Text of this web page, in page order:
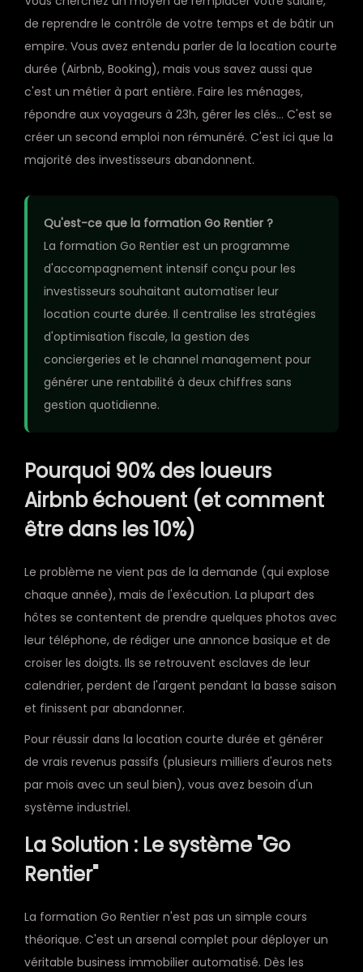
de reprendre le contrôle de votre temps et de bâtir un
empire. Vous avez entendu parler de la location courte
durée (Airbnb, Booking), mais vous savez aussi que
c'est un métier à part entière. Faire les ménages,
répondre aux voyageurs à 23h, gérer les clés... C'est se
créer un second emploi non rémunéré. C'est ici que la
majorité des investisseurs abandonnent.
Qu'est-ce que la formation Go Rentier ?
La formation Go Rentier est un programme
d'accompagnement intensif conçu pour les
investisseurs souhaitant automatiser leur
location courte durée. Il centralise les stratégies
d'optimisation fiscale, la gestion des
conciergeries et le channel management pour
générer une rentabilité à deux chiffres sans
gestion quotidienne.
Pourquoi 90% des loueurs
Airbnb échouent (et comment
être dans les 10%)
Le problème ne vient pas de la demande (qui explose
chaque année), mais de l'exécution. La plupart des
hôtes se contentent de prendre quelques photos avec
leur téléphone, de rédiger une annonce basique et de
croiser les doigts. Ils se retrouvent esclaves de leur
calendrier, perdent de l'argent pendant la basse saison
et finissent par abandonner.
Pour réussir dans la location courte durée et générer
de vrais revenus passifs (plusieurs milliers d'euros nets
par mois avec un seul bien), vous avez besoin d'un
système industriel.
La Solution : Le système "Go
Rentier"
La formation Go Rentier n'est pas un simple cours
théorique. C'est un arsenal complet pour déployer un
véritable business immobilier automatisé. Dès les